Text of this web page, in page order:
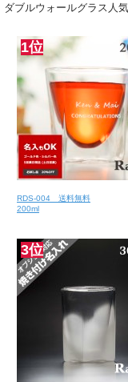
ダブルウォールグラス人
1位
RDS-004 送料無料
200ml
3位